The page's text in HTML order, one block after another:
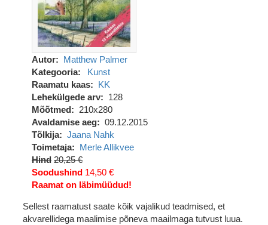
Autor
Matthew Palmer
Kategooria
Kunst
Raamatu kaas
KK
Lehekülgede arv
128
Mõõtmed
210x280
Avaldamise aeg
09.12.2015
Tõlkija
Jaana Nahk
Toimetaja
Merle Allikvee
Hind 20,25 €
Soodushind 14,50 €
Raamat on läbimüüdud!
Sellest raamatust saate kõik vajalikud teadmised, et
akvarellidega maalimise põneva maailmaga tutvust luua.